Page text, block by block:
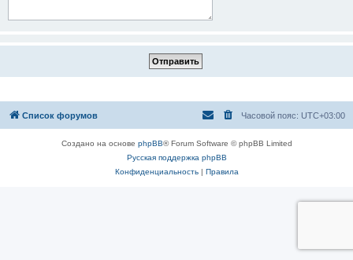
Список форумов Часовой пояс: UTC+03:00
Создано на основе phpBB® Forum Software © phpBB Limited
Русская поддержка phpBB
Конфиденциальность| Правила